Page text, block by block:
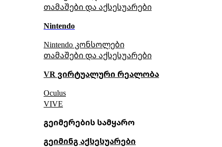
თამაშები და აქსესუარები
Nintendo
Nintendo კონსოლები
თამაშები და აქსესუარები
VR ვირტუალური რეალობა
Oculus
VIVE
გეიმერების სამყარო
გეიმინგ აქსესუარები